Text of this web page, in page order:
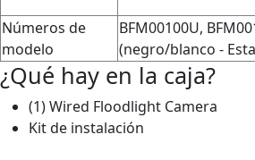
Números de
modelo
BFM00100U,
(negro/blanco -
¿Qué hay en la caja?
(1) Wired Floodlight Camera
Kit de instalación